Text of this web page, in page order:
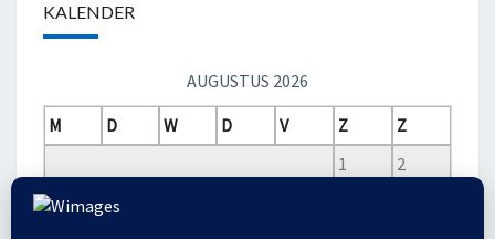
KALENDER
AUGUSTUS 2026
M
D W D V Z
Z
1
2
3
4